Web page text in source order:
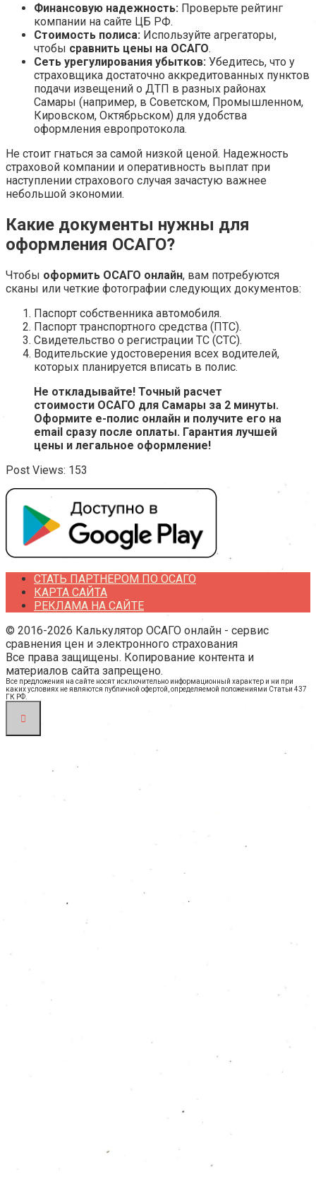
Финансовую надежность: Проверьте рейтинг
компании на сайте ЦБ РФ.
Стоимость полиса: Используйте агрегаторы,
чтобы сравнить цены на ОСАГО.
Сеть урегулирования убытков: Убедитесь, что у
страховщика достаточно аккредитованных пунктов
подачи извещений о ДТП в разных районах
Самары (например, в Советском, Промышленном,
Кировском, Октябрьском) для удобства
оформления европротокола.
Не стоит гнаться за самой низкой ценой. Надежность
страховой компании и оперативность выплат при
наступлении страхового случая зачастую важнее
небольшой экономии.
Какие документы нужны для
оформления ОСАГО?
Чтобы оформить ОСАГО онлайн, вам потребуются
сканы или четкие фотографии следующих документов:
Паспорт собственника автомобиля.
Паспорт транспортного средства (ПТС).
Свидетельство о регистрации ТС (СТС).
Водительские удостоверения всех водителей,
которых планируется вписать в полис.
Не откладывайте! Точный расчет
стоимости ОСАГО для Самары за 2 минуты.
Оформите е-полис онлайн и получите его на
email сразу после оплаты. Гарантия лучшей
цены и легальное оформление!
Post Views: 153
СТАТЬ ПАРТНЕРОМ ПО ОСАГО
КАРТА САЙТА
РЕКЛАМА НА САЙТЕ
© 2016-2026 Калькулятор ОСАГО онлайн - сервис
сравнения цен и электронного страхования
Все права защищены. Копирование контента и
материалов сайта запрещено.
Все предложения на сайте носят исключительно информационный характер и ни при
каких условиях не являются публичной офертой, определяемой положениями Статьи 437
ГК РФ.